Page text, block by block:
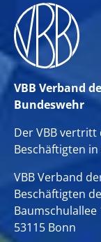
VBB Verband
Bundeswehr
Der VBB vertritt
Beschäftigten
VBB Verband
Beschäftigten
Baumschulallee
53115 Bonn